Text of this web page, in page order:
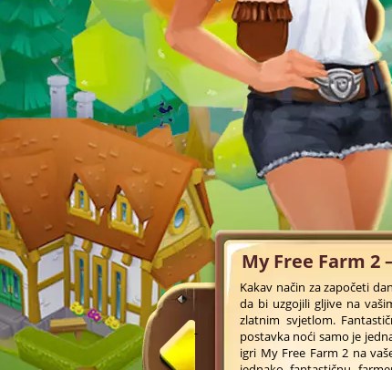
My Free Farm 2
Kakav način za započeti
da bi uzgojili gljive na
zlatnim svjetlom.
postavka noći samo je
igri My Free Farm 2 na